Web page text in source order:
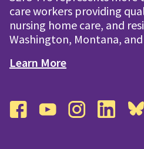
care workers providing
nursing home care, and
Washington, Montana,
Learn More